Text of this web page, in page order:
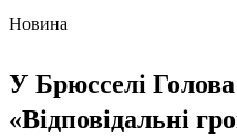
Новина
У Брюсселі
«Відповідальні